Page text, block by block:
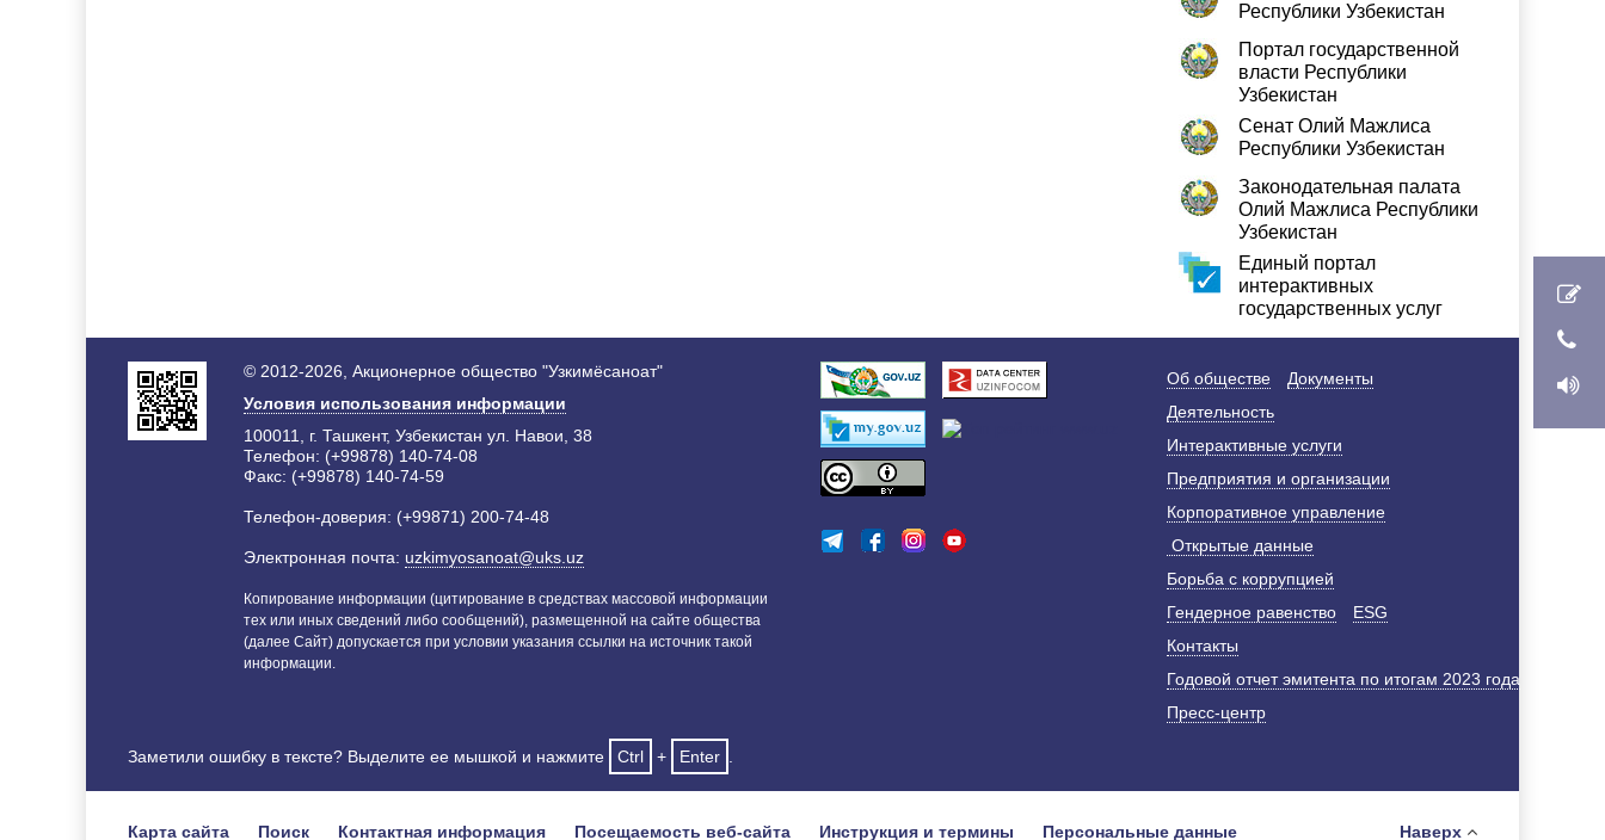
Республики Узбекистан
Портал государственной
власти Республики
Узбекистан
Сенат Олий Мажлиса
Республики Узбекистан
Законодательная палата
Олий Мажлиса Республики
Узбекистан
Единый портал
интерактивных
государственных услуг
© 2012-2026, Акционерное общество "Узкимёсаноат"
Условия использования информации
100011, г. Ташкент, Узбекистан ул. Навои, 38
Телефон: (+99878) 140-74-08
Факс: (+99878) 140-74-59
Телефон-доверия: (+99871) 200-74-48
Электронная почта: uzkimyosanoat@uks.uz
Копирование информации (цитирование в средствах массовой информации
тех или иных сведений либо сообщений), размещенной на сайте общества
(далее Сайт) допускается при условии указания ссылки на источник такой
информации.
Об обществе
Документы
Деятельность
Интерактивные услуги
Предприятия и организации
Корпоративное управление
Открытые данные
Борьба с коррупцией
Гендерное равенство
ESG
Контакты
Годовой отчет эмитента по итогам 2023 года
Пресс-центр
Заметили ошибку в тексте? Выделите ее мышкой и нажмите Ctrl + Enter
Карта сайта Поиск Контактная информация Посещаемость веб-сайта Инструкция и термины Персональные данные Наверх